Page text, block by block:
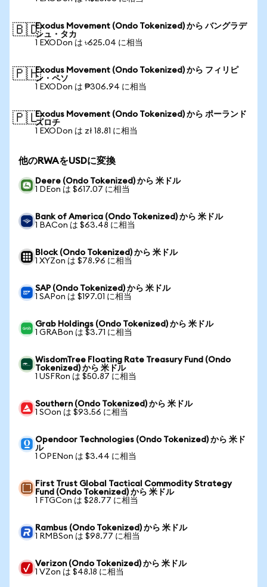
🇧🇩Exodus Movement (Ondo Tokenized) から バングラデ
シュ・タカ
1 EXODon は ৳625.04 に相当
🇵🇭Exodus Movement (Ondo Tokenized) から フィリピ
ン・ペソ
1 EXODon は ₱306.94 に相当
🇵🇱Exodus Movement (Ondo Tokenized) から ポーランド
ズロチ
1 EXODon は zł 18.81 に相当
他のRWAをUSDに変換
Deere (Ondo Tokenized) から 米ドル
1 DEon は $617.07 に相当
Bank of America (Ondo Tokenized) から 米ドル
1 BACon は $63.48 に相当
Block (Ondo Tokenized) から 米ドル
1 XYZon は $78.96 に相当
SAP (Ondo Tokenized) から 米ドル
1 SAPon は $197.01 に相当
Grab Holdings (Ondo Tokenized) から 米ドル
1 GRABon は $3.71 に相当
WisdomTree Floating Rate Treasury Fund (Ondo
Tokenized) から 米ドル
1 USFRon は $50.87 に相当
Southern (Ondo Tokenized) から 米ドル
1 SOon は $93.56 に相当
Opendoor Technologies (Ondo Tokenized) から 米ド
ル
1 OPENon は $3.44 に相当
First Trust Global Tactical Commodity Strategy
Fund (Ondo Tokenized) から 米ドル
1 FTGCon は $28.77 に相当
Rambus (Ondo Tokenized) から 米ドル
1 RMBSon は $98.77 に相当
Verizon (Ondo Tokenized) から 米ドル
1 VZon は $48.18 に相当